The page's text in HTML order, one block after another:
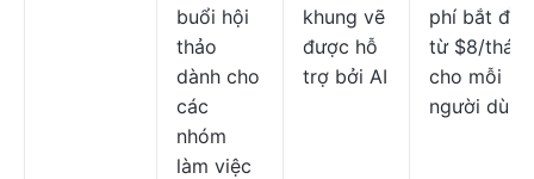
buổi hội
thảo
dành cho
các
nhóm
làm việc
khung vẽ
được hỗ
trợ bởi AI
phí bắt đầu
từ $8/
cho mỗi
người dùng